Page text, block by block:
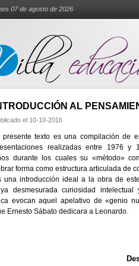
07 de agosto de 2026
AL
el 10-10-2016
presente texto es una compilación de
realizadas entre 1976 y
durante los cuales su «método»
forma como estructura articulada de
una introducción ideal a la obra de
desmesurada curiosidad intelectual
evocan aquel apelativo de «genio
Ernesto Sábato dedicara a Leonardo.